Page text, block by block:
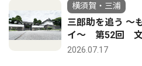
横須賀・三浦
三郎助を追う 〜
イ〜 第52回
2026.07.17